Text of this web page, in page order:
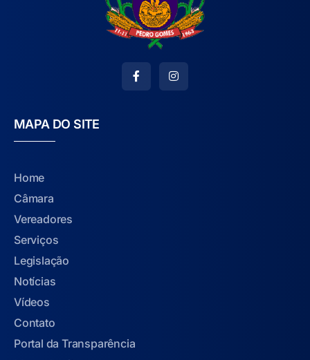
MAPA DO SITE
Home
Câmara
Vereadores
Serviços
Legislação
Notícias
Vídeos
Contato
Portal da Transparência